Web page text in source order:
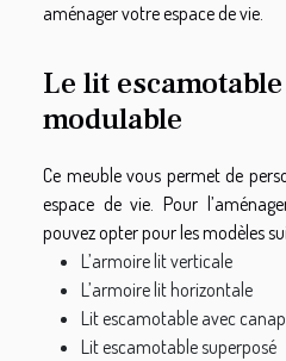
aménager votre espace de vie.
Le lit
modulable
Ce meuble vous permet de
espace de vie. Pour
pouvez opter pour les modèles
L’armoire lit verticale
L’armoire lit horizontale
Lit escamotable avec
Lit escamotable superposé